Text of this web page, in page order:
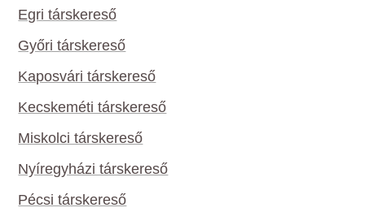
Egri társkereső
Győri társkereső
Kaposvári társkereső
Kecskeméti társkereső
Miskolci társkereső
Nyíregyházi társkereső
Pécsi társkereső